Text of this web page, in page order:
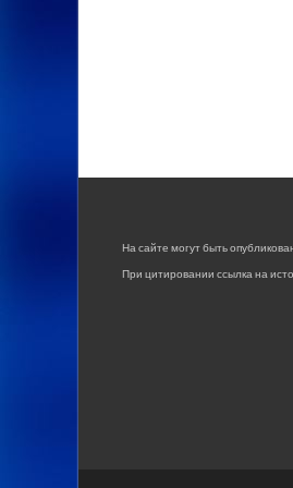
На сайте могут быть
При цитировании ссылка на